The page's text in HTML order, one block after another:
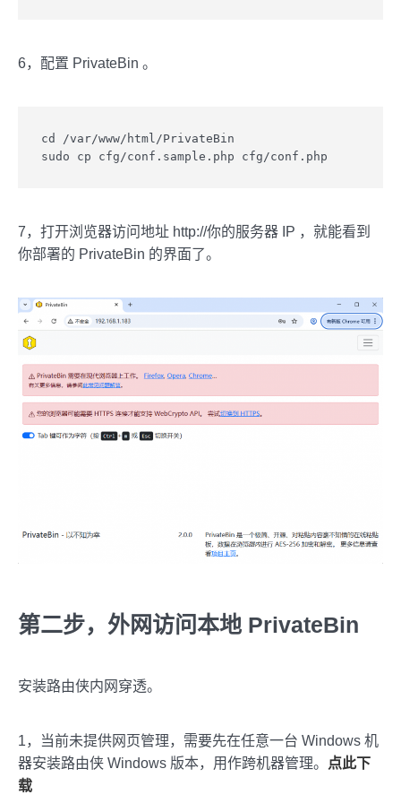
6，配置 PrivateBin 。
cd /var/www/html/PrivateBin
sudo cp cfg/conf.sample.php cfg/conf.php
7，打开浏览器访问地址 http://你的服务器 IP ，就能看到
你部署的 PrivateBin 的界面了。
第二步，外网访问本地 PrivateBin
安装路由侠内网穿透。
1，当前未提供网页管理，需要先在任意一台 Windows 机
器安装路由侠 Windows 版本，用作跨机器管理。 点此下
载